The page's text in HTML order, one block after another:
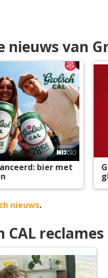
nieuws van
bier met
nieuws.
CAL reclames